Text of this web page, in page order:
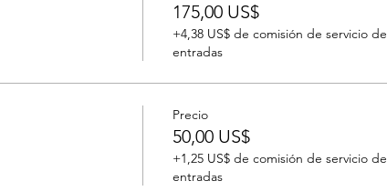
175,00 US$
+4,38 US$ de comisión de servicio de
entradas
Precio
50,00 US$
+1,25 US$ de comisión de servicio de
entradas